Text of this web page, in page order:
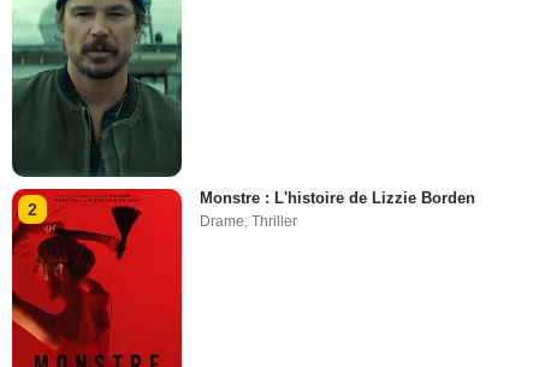
2
Monstre : L'histoire de Lizzie Borden
Drame,Thriller